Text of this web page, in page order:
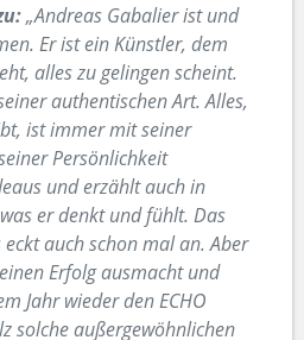
„Andreas Gabalier ist und
Er ist ein Künstler, dem
alles zu gelingen scheint.
authentischen Art. Alles,
ist immer mit seiner
Persönlichkeit
und erzählt auch in
er denkt und fühlt. Das
auch schon mal an. Aber
Erfolg ausmacht und
Jahr wieder den ECHO
solche außergewöhnlichen